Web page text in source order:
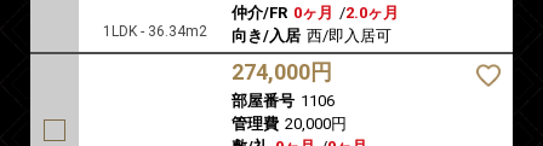
1LDK - 36.34m2
仲介/FR 0ヶ月 /2.0ヶ月
向き/入居 西/即入居可
274,000円
部屋番号 1106
管理費 20,000円